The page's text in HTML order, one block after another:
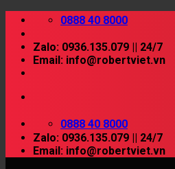
Skip
content
0888 40 8000
Zalo: 0936.135.079 || 24/7
Email: info@robertviet.vn
0888 40 8000
Zalo: 0936.135.079 || 24/7
Email: info@robertviet.vn